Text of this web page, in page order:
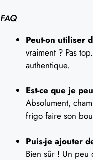
FAQ
Peut-on utiliser
vraiment ? Pas
authentique.
Est-ce que je
Absolument,
frigo faire son
Puis-je ajouter
Bien sûr ! Un peu